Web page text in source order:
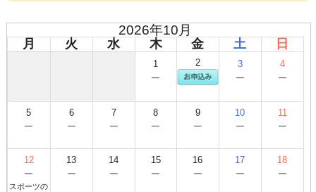
2026年10月
月 火 水 木 金 土 日
1
−
2 3
−
4
−
5
−
6
−
7
−
8
−
9
−
10
−
11
−
12
−
スポーツの
13
−
14
−
15
−
16
−
17
−
18
−